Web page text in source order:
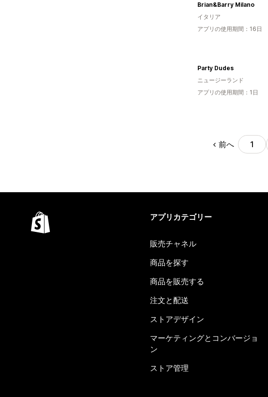
Brian&Barry Milano
イタリア
アプリの使用期間：16日
Party Dudes
ニュージーランド
アプリの使用期間：1日
前へ 1
アプリカテゴリー
販売チャネル
商品を探す
商品を販売する
注文と配送
ストアデザイン
マーケティングとコンバージョ
ン
ストア管理